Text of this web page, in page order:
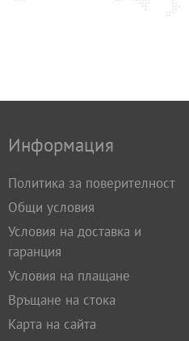
Информация
Политика за поверителност
Общи условия
Условия на доставка и
гаранция
Условия на плащане
Връщане на стока
Карта на сайта